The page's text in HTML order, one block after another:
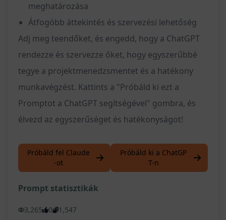
meghatározása
Átfogóbb áttekintés és szervezési lehetőség
Adj meg teendőket, és engedd, hogy a ChatGPT
rendezze és szervezze őket, hogy egyszerűbbé
tegye a projektmenedzsmentet és a hatékony
munkavégzést. Kattints a "Próbáld ki ezt a
Promptot a ChatGPT segítségével" gombra, és
élvezd az egyszerűséget és hatékonyságot!
Próbáld fel Claude
-ot
Próbáld ki a ChatGP
T-n
Prompt statisztikák
3,265 0 1,547